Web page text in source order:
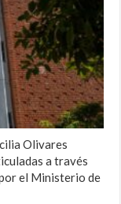
Olivares
a través
el Ministerio de